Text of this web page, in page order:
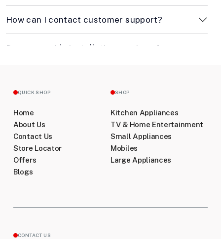
How can I contact customer support?
Do you provide installation services for
Can I change or cancel my order after it has
been placed?
Do you have a physical store?
QUICK SHOP
Home
About Us
Contact Us
Store Locator
Offers
Blogs
SHOP
Kitchen Appliances
TV & Home Entertainment
Small Appliances
Mobiles
Large Appliances
CONTACT US